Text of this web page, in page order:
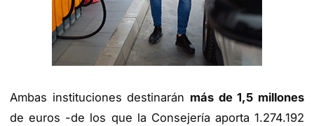
Ambas instituciones destinarán más de 1,5 millones
de euros -de los que la Consejería aporta 1.274.192